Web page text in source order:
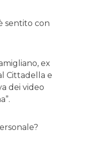
sentito con
ex
Cittadella e
dei video